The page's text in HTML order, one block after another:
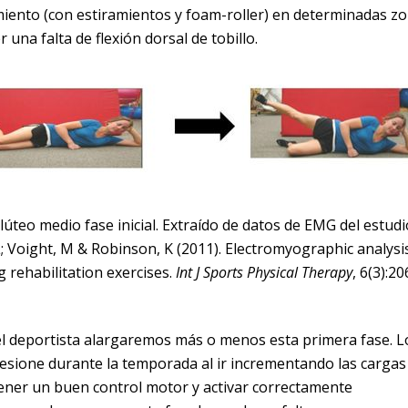
(con estiramientos y foam-roller) en determinadas
una falta de flexión dorsal de tobillo.
medio fase inicial. Extraído de datos de EMG del
Voight, M & Robinson, K (2011). Electromyographic
rehabilitation exercises. Int J Sports Physical Therapy,
deportista alargaremos más o menos esta primera fase.
durante la temporada al ir incrementando las
un buen control motor y activar correctamente